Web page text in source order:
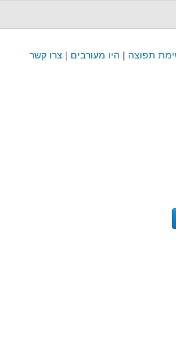
תפוצה | היו מעורבים | צרו קשר
המורים - כולל תוצרים
בארץ - מידע לשנה זו